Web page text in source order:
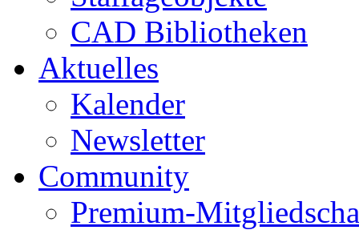
CAD Bibliotheken
Aktuelles
Kalender
Newsletter
Community
Premium-